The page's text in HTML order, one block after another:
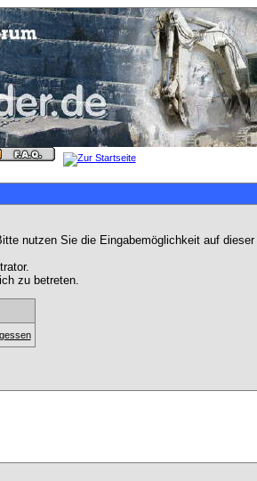
nutzen Sie die Eingabemöglichkeit auf
zu betreten.